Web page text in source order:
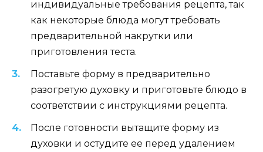
индивидуальные требования рецепта, так
как некоторые блюда могут требовать
предварительной накрутки или
приготовления теста.
Поставьте форму в предварительно
разогретую духовку и приготовьте блюдо в
соответствии с инструкциями рецепта.
После готовности вытащите форму из
духовки и остудите ее перед удалением